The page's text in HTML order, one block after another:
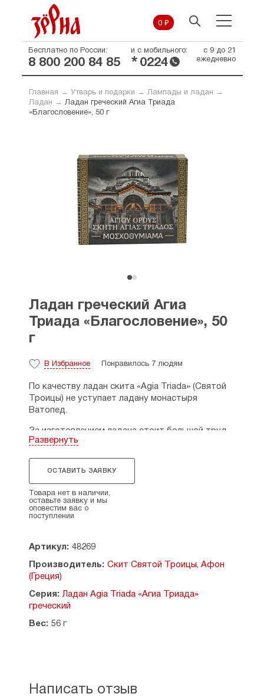
0 ₽
Бесплатно по России:
8 800 200 84 85
и с мобильного:
* 0224
с 9 до 21
ежедневно
Главная → Утварь и подарки → Лампады и ладан →
Ладан → Ладан греческий Агиа Триада
«Благословение», 50 г
Ладан греческий Агиа
Триада «Благословение», 50
г
В Избранное Понравилось 7 людям
По качеству ладан скита «Agia Triada» (Святой
Троицы) не уступает ладану монастыря
Ватопед.
За изготовлением ладана стоит большой труд,
ведь ладан изготавливают монахи с молитвою
выполнен из высококачественных смол
структурой, а также ароматом, который долго
сохраняется.
В состав ладана входит отборная смола
кокосовое масло и смеси эфирных масел.
Может храниться долгое время, не теряя
свойств. При каждении не коптит, и его
благоухание долгое время сохраняется
в воздухе.
Размер ладана: 1 см.
Развернуть
ОСТАВИТЬ ЗАЯВКУ
Товара нет в наличии,
оставьте заявку и мы
оповестим вас о
поступлении
Артикул: 48269
Производитель: Скит Святой Троицы, Афон
(Греция)
Серия: Ладан Agia Triada «Агиа Триада»
греческий
Вес: 56 г
Написать отзыв